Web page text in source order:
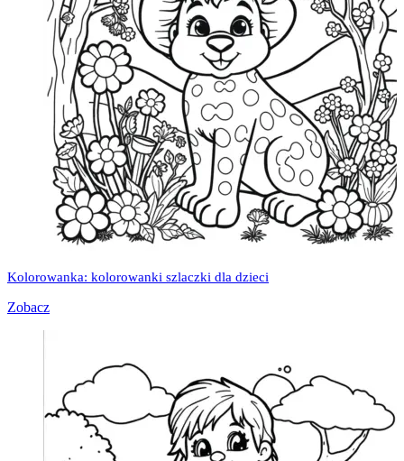
Kolorowanka: kolorowanki szlaczki dla dzieci
Zobacz